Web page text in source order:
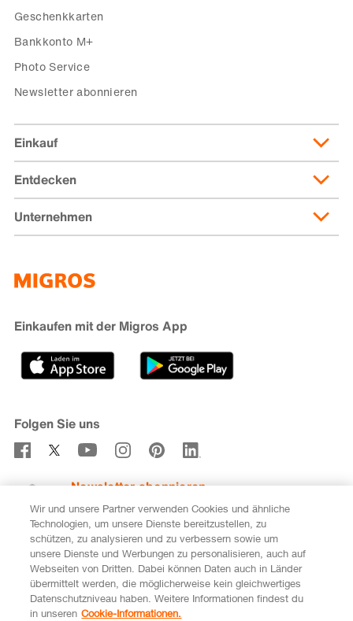
Geschenkkarten
Bankkonto M+
Photo Service
Newsletter abonnieren
Einkauf
Lieferung & Lieferkosten
Lieferpass
Zahlungsmöglichkeiten
Cumulus
Filialfinder
Entdecken
Migusto
iMpuls
Migros Bank
Unternehmen
Nachhaltigkeit
Karriere
Sponsoring
Medien
Verhaltenskodex & Meldestelle
Einkaufen mit der Migros App
Folgen Sie uns
Newsletter abonnieren
Rechtliches Datenschutz
Impressum
Cookie-Einstellungen
FR
Wir und unsere Partner verwenden Cookies und ähnliche
Technologien, um unsere Dienste bereitzustellen, zu
schützen, zu analysieren und zu verbessern sowie um
unsere Dienste und Werbungen zu personalisieren, auch auf
Webseiten von Dritten. Dabei können Daten auch in Länder
übermittelt werden, die möglicherweise kein gleichwertiges
Datenschutzniveau haben. Weitere Informationen findest du
in unseren Cookie-Informationen.